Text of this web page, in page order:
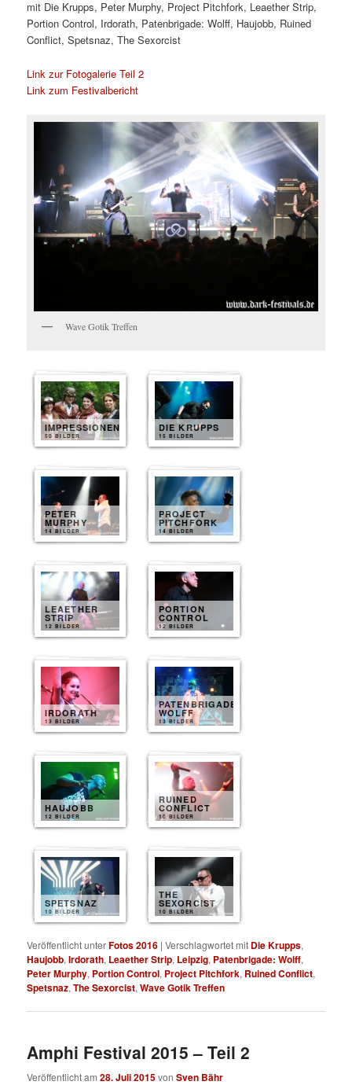
mit Die Krupps, Peter Murphy, Project Pitchfork, Leaether Strip,
Portion Control, Irdorath, Patenbrigade: Wolff, Haujobb, Ruined
Conflict, Spetsnaz, The Sexorcist
Link zur Fotogalerie Teil 2
Link zum Festivalbericht
Wave Gotik Treffen
IMPRESSIONEN
50 BILDER
DIE KRUPPS
15 BILDER
PETER
MURPHY
14 BILDER
PROJECT
PITCHFORK
14 BILDER
LEAETHER
STRIP
12 BILDER
PORTION
CONTROL
12 BILDER
IRDORATH
13 BILDER
PATENBRIGADE
WOLFF
13 BILDER
HAUJOBB
12 BILDER
RUINED
CONFLICT
10 BILDER
SPETSNAZ
10 BILDER
THE
SEXORCIST
10 BILDER
Veröffentlicht unterFotos 2016 |Verschlagwortet mit Die Krupps,
Haujobb,Irdorath, Leaether Strip, Leipzig, Patenbrigade: Wolff,
Peter Murphy, Portion Control, Project Pitchfork, Ruined Conflict,
Spetsnaz,The Sexorcist,Wave Gotik Treffen
Amphi Festival 2015 – Teil 2
Veröffentlicht am28. Juli 2015vonSven Bähr